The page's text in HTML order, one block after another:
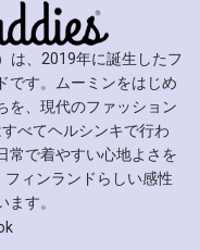
は、2019年に誕生したフ
です。ムーミンをはじめ
を、現代のファッション
べてヘルシンキで行わ
常で着やすい心地よさを
ィンランドらしい感性
す。